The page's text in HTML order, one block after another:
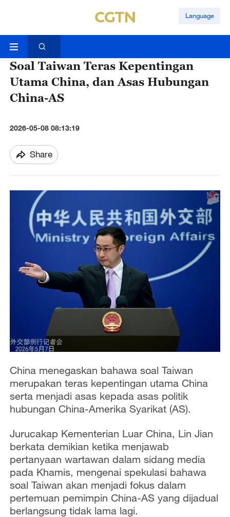
Language
Soal Taiwan Teras Kepentingan
Utama China, dan Asas Hubungan
China-AS
2026-05-08 08:13:19
Share
China menegaskan bahawa soal Taiwan
merupakan teras kepentingan utama China
serta menjadi asas kepada asas politik
hubungan China-Amerika Syarikat (AS).
Jurucakap Kementerian Luar China, Lin Jian
berkata demikian ketika menjawab
pertanyaan wartawan dalam sidang media
pada Khamis, mengenai spekulasi bahawa
soal Taiwan akan menjadi fokus dalam
pertemuan pemimpin China-AS yang dijadual
berlangsung tidak lama lagi.